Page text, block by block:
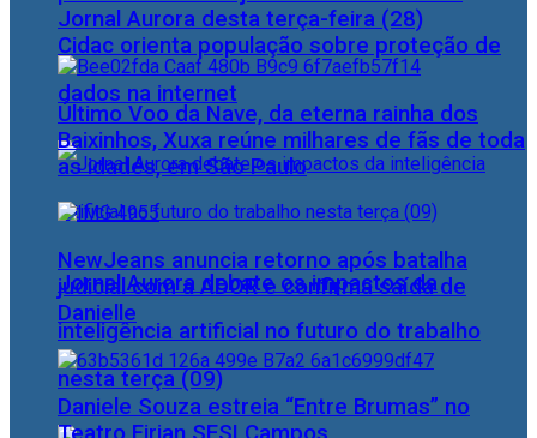
Cidac orienta população sobre proteção de
dados na internet
Jornal Aurora debate os impactos da
inteligência artificial no futuro do trabalho
nesta terça (09)
Jornal Aurora desta terça-feira (28)
Último Voo da Nave, da eterna rainha dos
Baixinhos, Xuxa reúne milhares de fãs de toda
as idades, em São Paulo
NewJeans anuncia retorno após batalha
judicial com a ADOR e confirma saída de
Danielle
Daniele Souza estreia “Entre Brumas” no